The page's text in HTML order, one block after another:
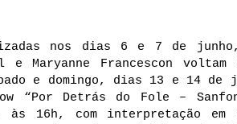
nos dias 6 e 7 de
Maryanne Francescon voltam
e domingo, dias 13 e 14 de
“Por Detrás do Fole –
às 16h, com interpretação